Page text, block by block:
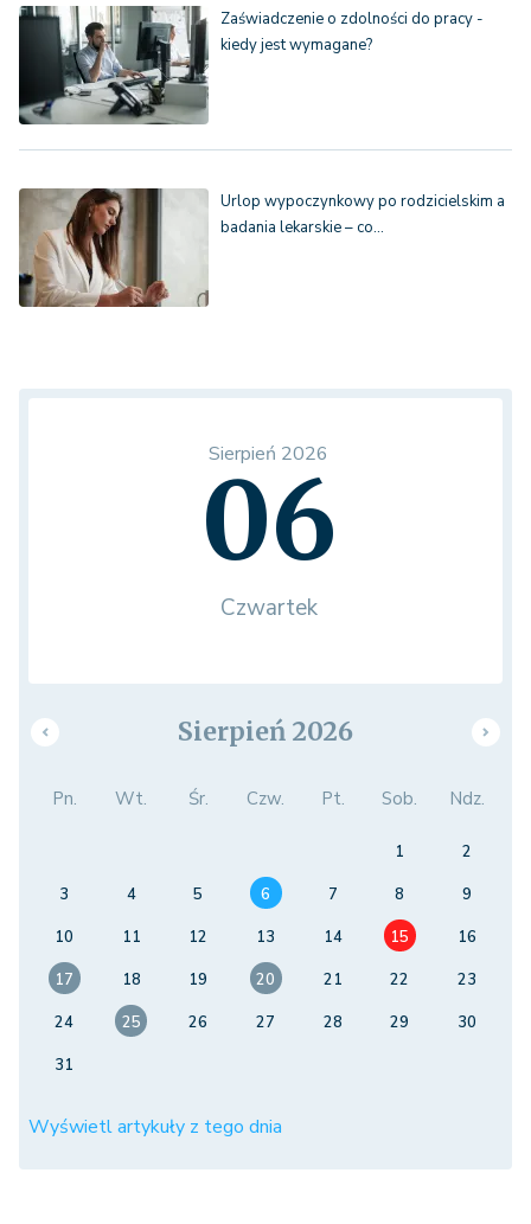
Zaświadczenie o zdolności do pracy -
kiedy jest wymagane?
Urlop wypoczynkowy po rodzicielskim a
badania lekarskie – co…
Sierpień 2026
06
Czwartek
Sierpień 2026
Pn. Wt. Śr. Czw. Pt. Sob. Ndz.
1
2
3
4 5 6 7 8
9
10
11 12 13 14 15
16
17
18 19 20 21 22
23
24
25 26 27 28 29
30
31
Wyświetl artykuły z tego dnia